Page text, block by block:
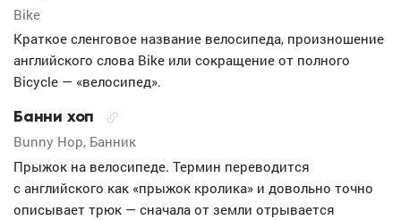
Bike
Краткое сленговое название велосипеда, произношение
английского слова Bike или сокращение от полного
Bicycle — «велосипед».
Банни хоп
Bunny Hop, Банник
Прыжок на велосипеде. Термин переводится
с английского как «прыжок кролика» и довольно точно
описывает трюк — сначала от земли отрывается